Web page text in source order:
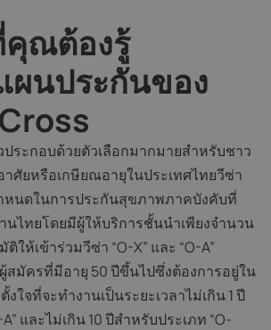
ณต้องรู้
ผนประกันของ
ระกอบด้วยตัวเลือกมากมายสำหรับชาว
ศัยหรือเกษียณอายุในประเทศไทยวีซ่า
หนดในการประกันสุขภาพภาคบังคับที่
นไทยโดยมีผู้ให้บริการชั้นนำเพียงจำนวน
ให้เข้าร่วมวีซ่า “O-X” และ “O-A”
สมัครที่มีอายุ 50 ปีขึ้นไปซึ่งต้องการอยู่ใน
ใจที่จะทำงานเป็นระยะเวลาไม่เกิน 1 ปี
และไม่เกิน 10 ปีสำหรับประเภท “O-